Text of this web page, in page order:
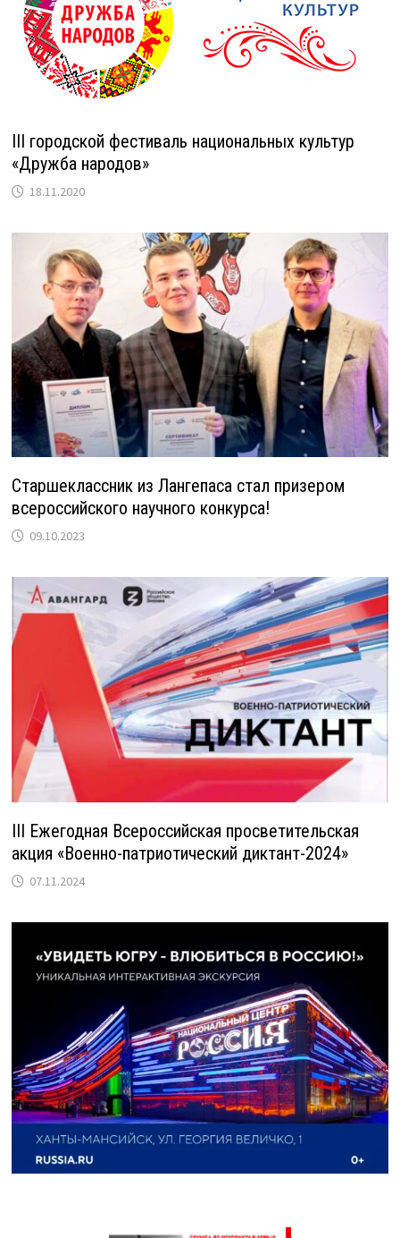
III городской фестиваль национальных культур
«Дружба народов»
18.11.2020
Старшеклассник из Лангепаса стал призером
всероссийского научного конкурса!
09.10.2023
III Ежегодная Всероссийская просветительская
акция «Военно-патриотический диктант-2024»
07.11.2024